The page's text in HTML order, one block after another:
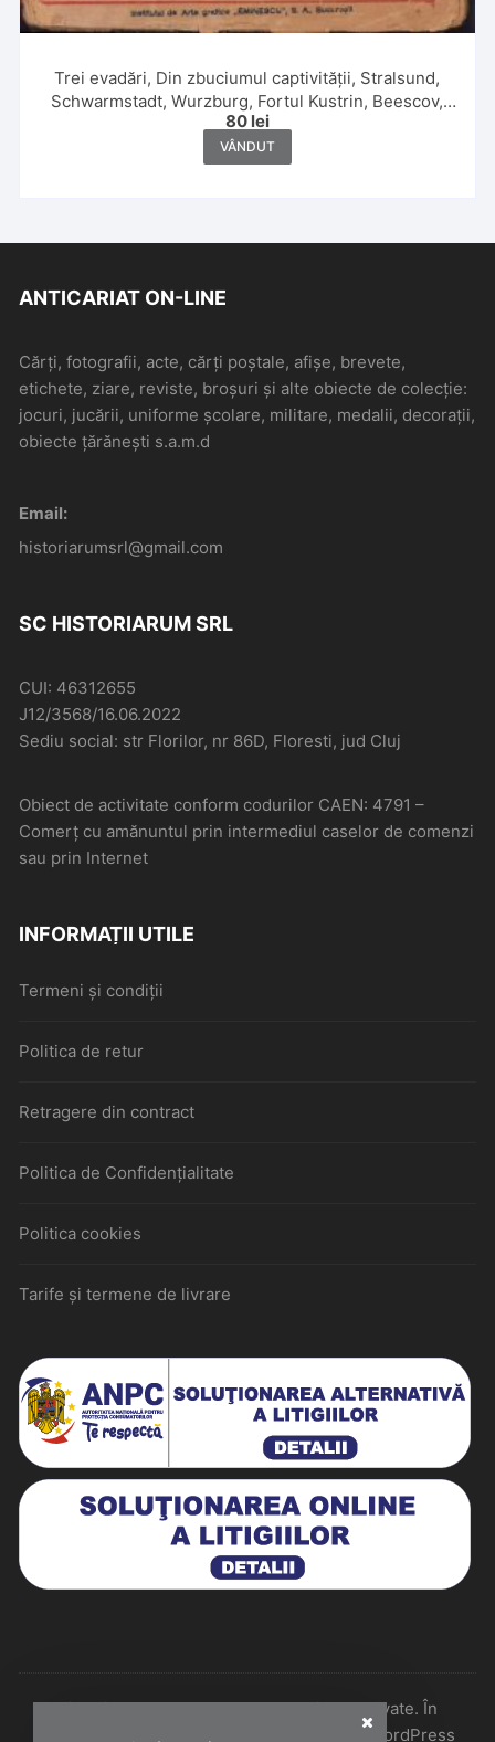
Trei evadări, Din zbuciumul captivității, Stralsund,
Schwarmstadt, Wurzburg, Fortul Kustrin, Beescov,
Berlin, Fortul Gorgast de maior G Caracaș, 1920
80 lei
VÂNDUT
ANTICARIAT ON-LINE
Cărți, fotografii, acte, cărți poștale, afișe, brevete,
etichete, ziare, reviste, broșuri și alte obiecte de colecție:
jocuri, jucării, uniforme școlare, militare, medalii, decorații,
obiecte țărănești s.a.m.d
Email:
historiarumsrl@gmail.com
SC HISTORIARUM SRL
CUI: 46312655
J12/3568/16.06.2022
Sediu social: str Florilor, nr 86D, Floresti, jud Cluj
Obiect de activitate conform codurilor CAEN: 4791 –
Comerţ cu amănuntul prin intermediul caselor de comenzi
sau prin Internet
INFORMAȚII UTILE
Termeni și condiții
Politica de retur
Retragere din contract
Politica de Confidențialitate
Politica cookies
Tarife și termene de livrare
Historiarum 2026 - Toate drepturile rezervate. În
colaborare cu Perfect Pixel & Mentenanță WordPress